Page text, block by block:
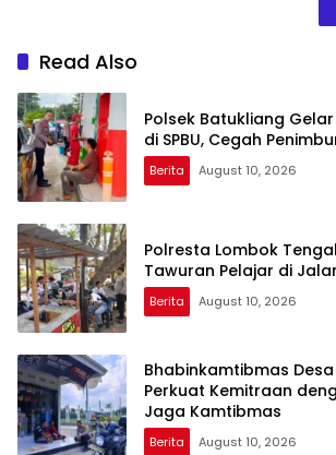
Read Also
Polsek Batukliang
di SPBU, Cegah
Berita August 10, 2026
Polresta Lombok
Tawuran Pelajar di
Berita August 10, 2026
Bhabinkamtibmas
Perkuat Kemitraan
Jaga Kamtibmas
Berita August 10, 2026